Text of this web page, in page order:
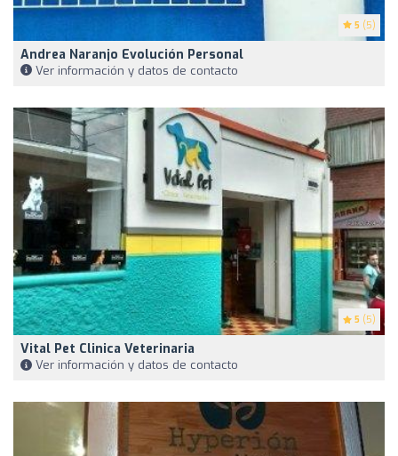
5 (5)
Andrea Naranjo Evolución Personal
Ver información y datos de contacto
5 (5)
Vital Pet Clinica Veterinaria
Ver información y datos de contacto